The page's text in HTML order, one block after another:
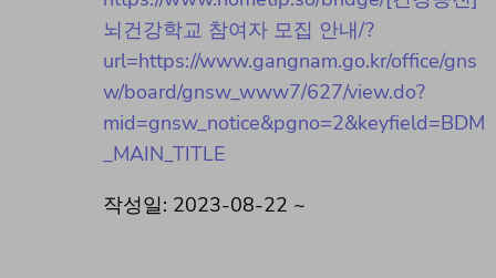
뇌건강학교 참여자 모집 안내/?
url=https://www.gangnam.go.kr/office/gns
w/board/gnsw_www7/627/view.do?
mid=gnsw_notice&pgno=2&keyfield=BDM
_MAIN_TITLE
작성일: 2023-08-22 ~